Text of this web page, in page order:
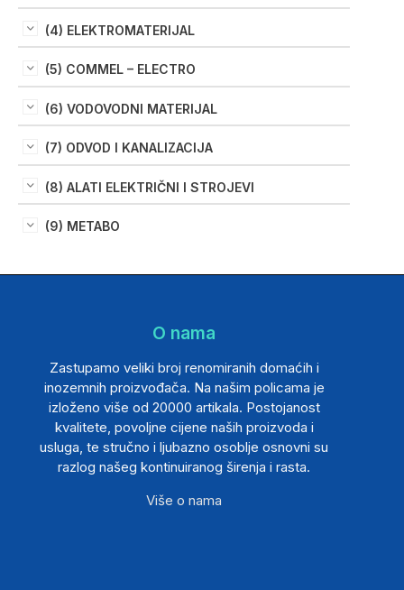
(4) ELEKTROMATERIJAL
(5) COMMEL – ELECTRO
(6) VODOVODNI MATERIJAL
(7) ODVOD I KANALIZACIJA
(8) ALATI ELEKTRIČNI I STROJEVI
(9) METABO
O nama
Zastupamo veliki broj renomiranih domaćih i
inozemnih proizvođača. Na našim policama je
izloženo više od 20000 artikala. Postojanost
kvalitete, povoljne cijene naših proizvoda i
usluga, te stručno i ljubazno osoblje osnovni su
razlog našeg kontinuiranog širenja i rasta.
Više o nama